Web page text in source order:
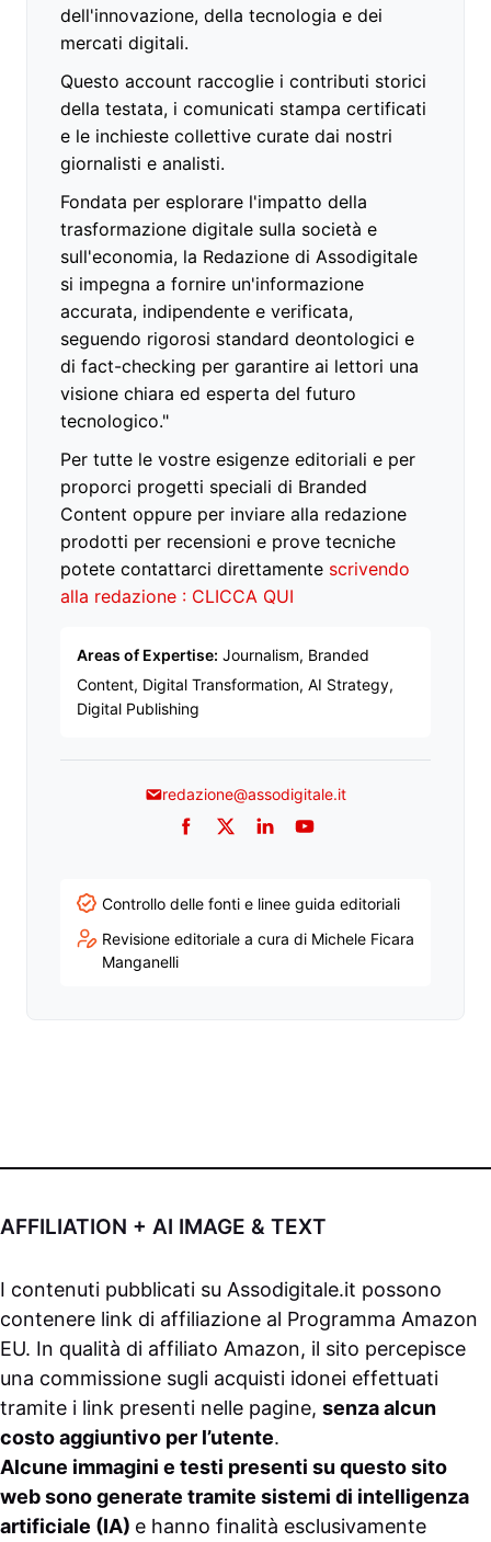
dell'innovazione, della tecnologia e dei
mercati digitali.
Questo account raccoglie i contributi storici
della testata, i comunicati stampa certificati
e le inchieste collettive curate dai nostri
giornalisti e analisti.
Fondata per esplorare l'impatto della
trasformazione digitale sulla società e
sull'economia, la Redazione di Assodigitale
si impegna a fornire un'informazione
accurata, indipendente e verificata,
seguendo rigorosi standard deontologici e
di fact-checking per garantire ai lettori una
visione chiara ed esperta del futuro
tecnologico."
Per tutte le vostre esigenze editoriali e per
proporci progetti speciali di Branded
Content oppure per inviare alla redazione
prodotti per recensioni e prove tecniche
potete contattarci direttamente scrivendo
alla redazione : CLICCA QUI
Areas of Expertise: Journalism, Branded
Content, Digital Transformation, AI Strategy,
Digital Publishing
redazione@assodigitale.it
Facebook
TwitterLinkedInYouTube
Controllo delle fonti e linee guida editoriali
Revisione editoriale a cura di Michele Ficara
Manganelli
AFFILIATION + AI IMAGE & TEXT
I contenuti pubblicati su Assodigitale.it possono
contenere link di affiliazione al Programma Amazon
EU. In qualità di affiliato Amazon, il sito percepisce
una commissione sugli acquisti idonei effettuati
tramite i link presenti nelle pagine, senza alcun
costo aggiuntivo per l’utente.
Alcune immagini e testi presenti su questo sito
web sono generate tramite sistemi di intelligenza
artificiale (IA) e hanno finalità esclusivamente